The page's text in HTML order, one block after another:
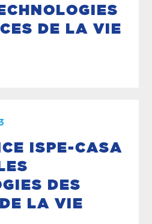
DE LA VIE
ISPE-CASA
DES
LA VIE